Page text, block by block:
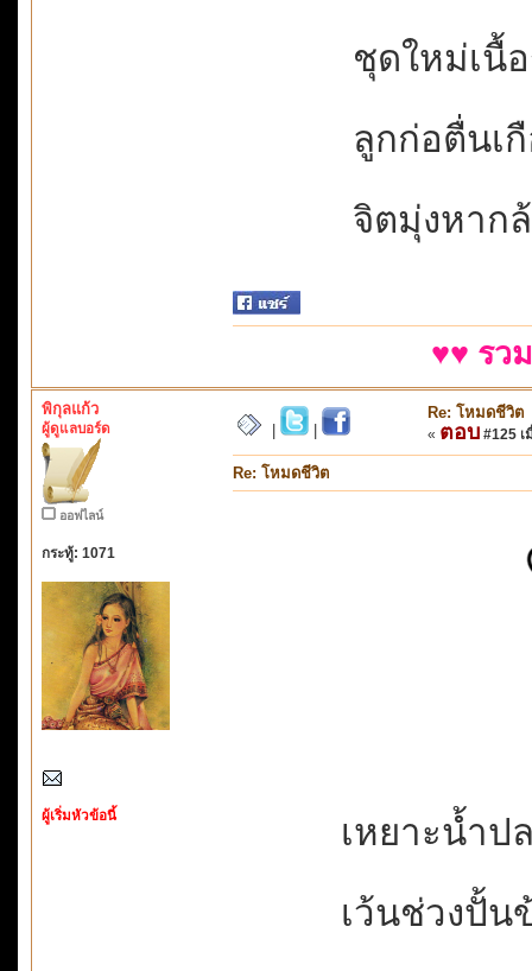
ชุดใหม่เนื้
ลูกก่อตื่นเ
จิตมุ่งหาก
♥♥ รว
พิกุลแก้ว
ผู้ดูแลบอร์ด
ออฟไลน์
กระทู้: 1071
ผู้เริ่มหัวข้อนี้
Re: โหมดชีวิต
« ตอบ #125 เ
Re: โหมดชีวิต
เหยาะน้ำป
เว้นช่วงปั้น